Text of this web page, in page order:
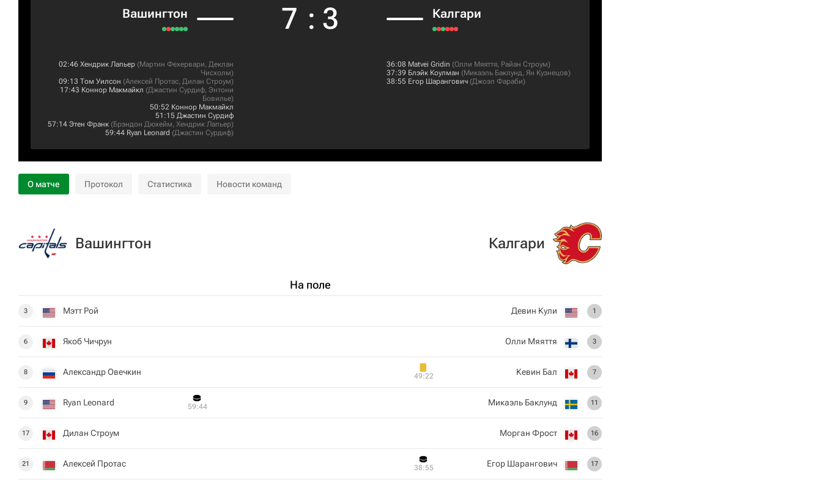
Вашингтон 7 : 3 Калгари
02:46 Хендрик Лапьер (Мартин Фехервари, Деклан
Чисхолм)
09:13 Том Уилсон (Алексей Протас, Дилан Строум)
17:43 Коннор Макмайкл (Джастин Сурдиф, Энтони
Бовилье)
50:52 Коннор Макмайкл
51:15 Джастин Сурдиф
57:14 Этен Франк (Брэндон Дюхейм, Хендрик Лапьер)
59:44 Ryan Leonard (Джастин Сурдиф)
36:08 Matvei Gridin (Олли Мяяття, Райан Строум)
37:39 Блэйк Коулман (Микаэль Баклунд, Ян Кузнецов)
38:55 Егор Шарангович (Джоэл Фараби)
О матче Протокол Статистика Новости команд
Вашингтон
На поле
3 Мэтт Рой
6 Якоб Чичрун
8 Александр Овечкин
9 Ryan Leonard 59:44
17 Дилан Строум
21 Алексей Протас
Калгари
1
Девин Кули
3
Олли Мяяття
7
Кевин Бал
49:22
11
Микаэль Баклунд
16
Морган Фрост
17
Егор Шарангович
38:55